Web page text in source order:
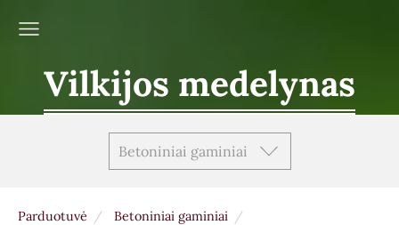
Vilkijos medelynas
Betoniniai gaminiai
Parduotuvė
Betoniniai gaminiai